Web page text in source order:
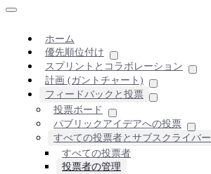
ホーム
優先順位付け
スプリントとコラボレーション
計画 (ガントチャート)
フィードバックと投票
投票ボード
パブリックアイデアへの投票
すべての投票者とサブスクライバー
すべての投票者
投票者の管理